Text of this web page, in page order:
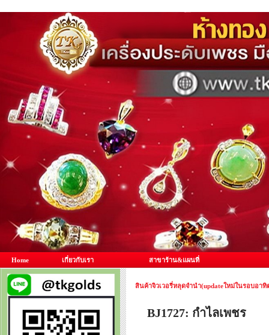
Home เกี่ยวกับเรา สาขาร้าน&แผนที่
สินค้าจิวเวอรี่หลุดจำนำ(updateใหม่ในรอบอาทิ
BJ1727: กำไลเพชร